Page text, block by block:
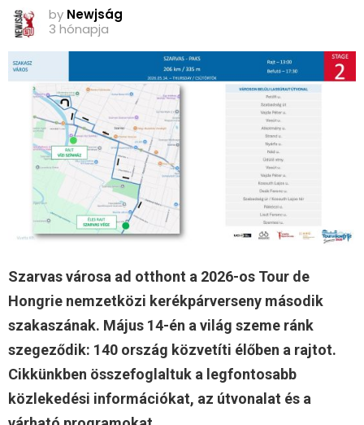
by Newjság
3 hónapja
Szarvas városa ad otthont a 2026-os Tour de
Hongrie nemzetközi kerékpárverseny második
szakaszának. Május 14-én a világ szeme ránk
szegeződik: 140 ország közvetíti élőben a rajtot.
Cikkünkben összefoglaltuk a legfontosabb
közlekedési információkat, az útvonalat és a